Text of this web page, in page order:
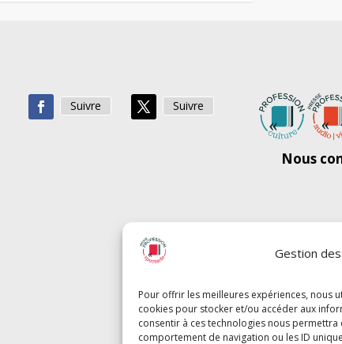
Gestion
Pour offrir les meilleures expériences, nous
cookies pour stocker et/ou accéder aux
consentir à ces technologies nous
comportement de navigation ou les ID
Suivre Suivre
Nous